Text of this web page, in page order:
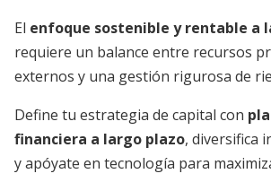
El enfoque sostenible y rentable a
requiere un balance entre recursos
externos y una gestión rigurosa de
Define tu estrategia de capital con
financiera a largo plazo, diversifica
y apóyate en tecnología para